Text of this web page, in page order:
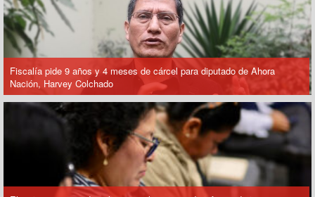
Fiscalía pide 9 años y 4 meses de cárcel para diputado de Ahora
Nación, Harvey Colchado